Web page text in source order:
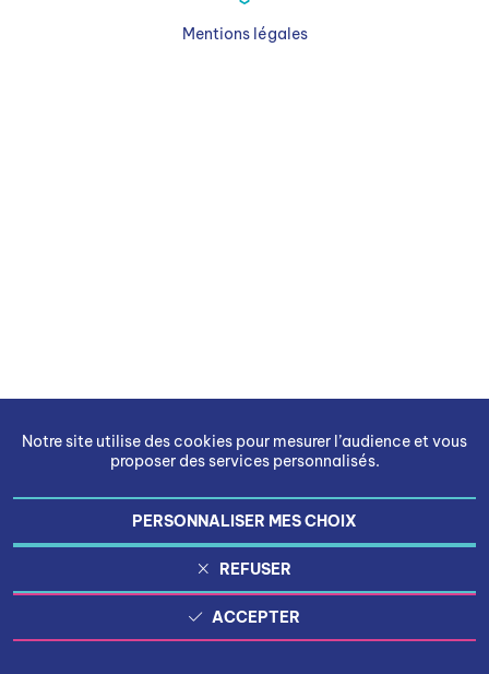
Notre site utilise des cookies pour mesurer l’audience et vous
proposer des services personnalisés.
PERSONNALISER MES CHOIX
REFUSER
ACCEPTER
Mentions légales